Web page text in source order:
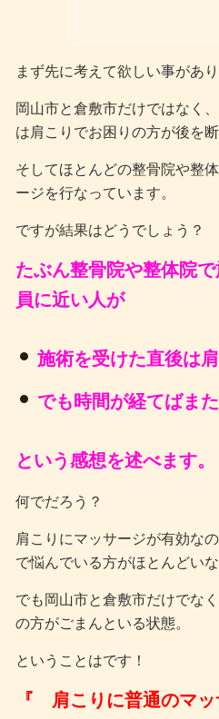
まず先に考えて欲しい事があり
岡山市と倉敷市だけではなく
は肩こりでお困りの方が後を
そしてほとんどの整骨院や整
ージを行なっています。
ですが結果はどうでしょう？
たぶん整骨院や整体院
員に近い人が
施術を受けた直後は
でも時間が経てばま
という感想を述べます。
何でだろう？
肩こりにマッサージが有効な
で悩んでいる方がほとんどいな
でも岡山市と倉敷市だけでな
の方がごまんといる状態。
ということはです！
『 肩こりに普通のマ